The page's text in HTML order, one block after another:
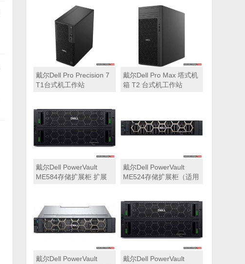
戴尔Dell Pro Precision 7
T1台式机工作站
戴尔Dell Pro Max 塔式机
箱 T2 台式机工作站
戴尔Dell PowerVault
ME584存储扩展柜 扩展
ME5224，ME5284等主
存储扩展）
戴尔Dell PowerVault
ME524存储扩展柜（适用
戴尔Dell PowerVault
戴尔Dell PowerVault